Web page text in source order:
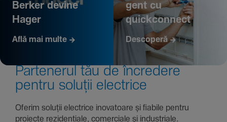
Berker devine
Hager
Află mai multe
gent cu
quickconnect
Descoperă
Parte­nerul tău de încre­dere
pentru soluții electrice
Oferim soluții electrice inova­toare și fiabile pentru
proiecte rezi­den­țiale, comer­ciale și indus­triale.